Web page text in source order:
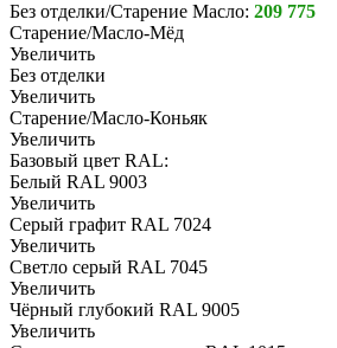
Без отделки/Старение Масло: 209 775
Старение/Масло-Мёд
Увеличить
Без отделки
Увеличить
Старение/Масло-Коньяк
Увеличить
Базовый цвет RAL:
Белый RAL 9003
Увеличить
Серый графит RAL 7024
Увеличить
Светло серый RAL 7045
Увеличить
Чёрный глубокий RAL 9005
Увеличить